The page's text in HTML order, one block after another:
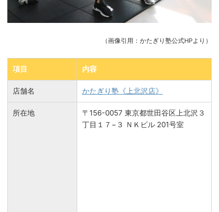
（画像引用：かたぎり塾公式HPより）
項目 内容
店舗名 かたぎり塾《上北沢店》
所在地
〒156-0057 東京都世田谷区上北沢３
丁目１７−３ ＮＫビル 201号室